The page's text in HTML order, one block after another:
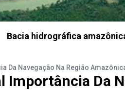
Bacia hidrográfica
Da Navegação Na Região
Importância Da